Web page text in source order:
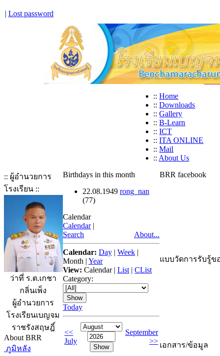
| Lost password
:: Home
:: Downloads
:: Gallery
:: B-Learn
:: ICT
:: ITA ONLINE
:: Mail
:: About Us
:: ผู้อำนวยการ
โรงเรียน ::
ว่าที่ ร.ต.เกชา
กลิ่นเพ็ง
ผู้อำนวยการ
โรงเรียนเบญจม
ราชรังสฤษฎิ์
About BRR
ภูมิหลัง
Birthdays in this month
22.08.1949 rong_nan
(77)
Calendar
Calendar |
Search
About...
Calendar: Day | Week |
Month | Year
View: Calendar| List | CList
Category:
Today
<<
July
September
>>
BRR facebook
แบบวัดการรับรู้ข
เอกสาร/ข้อมูล